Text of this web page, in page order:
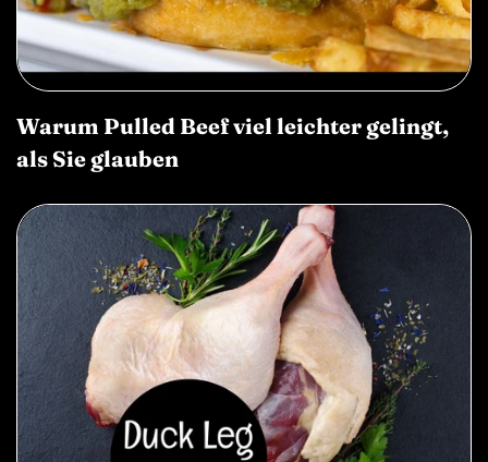
Warum Pulled Beef viel leichter gelingt,
als Sie glauben